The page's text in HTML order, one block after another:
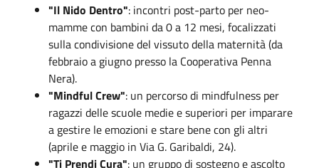
"Il Nido Dentro": incontri post-parto per neo-
mamme con bambini da 0 a 12 mesi, focalizzati
sulla condivisione del vissuto della maternità (da
febbraio a giugno presso la Cooperativa Penna
Nera).
"Mindful Crew": un percorso di mindfulness per
ragazzi delle scuole medie e superiori per imparare
a gestire le emozioni e stare bene con gli altri
(aprile e maggio in Via G. Garibaldi, 24).
"Ti Prendi Cura": un gruppo di sostegno e ascolto